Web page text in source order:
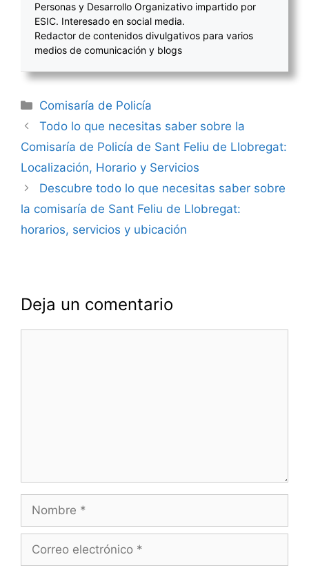
Personas y Desarrollo Organizativo impartido por
ESIC. Interesado en social media.
Redactor de contenidos divulgativos para varios
medios de comunicación y blogs
Categorías
Comisaría de Policía
Navegación
de
Todo lo que necesitas saber sobre la
Comisaría de Policía de Sant Feliu de Llobregat:
Localización, Horario y Servicios
Descubre todo lo que necesitas saber sobre
la comisaría de Sant Feliu de Llobregat:
horarios, servicios y ubicación
Deja un comentario
Nombre
Correo